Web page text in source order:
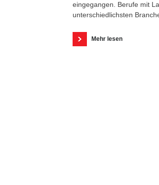
eingegangen. Berufe mit
unterschiedlichsten
Mehr lesen